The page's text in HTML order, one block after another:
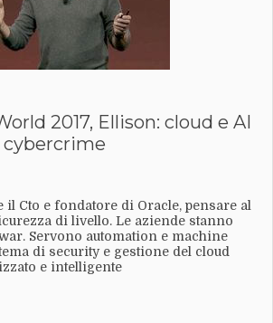
2017, Ellison: cloud e AI
il Cto e fondatore di Oracle, pensare al
di livello. Le aziende stanno
Servono automation e machine
di security e gestione del cloud
e intelligente